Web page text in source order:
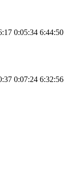
0:05:34 6:44:50
0:07:24 6:32:56